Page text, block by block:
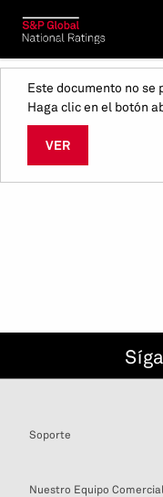
Este documento no se
Haga clic en el botón
VER
Soporte
Nuestro Equipo Comercial